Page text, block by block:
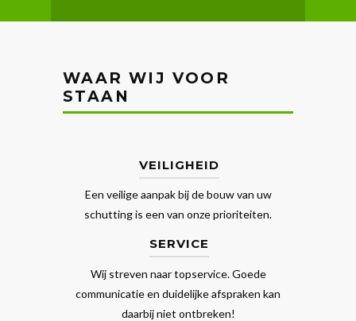
WAAR WIJ VOOR
STAAN
VEILIGHEID
Een veilige aanpak bij de bouw van uw
schutting is een van onze prioriteiten.
SERVICE
Wij streven naar topservice. Goede
communicatie en duidelijke afspraken kan
daarbij niet ontbreken!